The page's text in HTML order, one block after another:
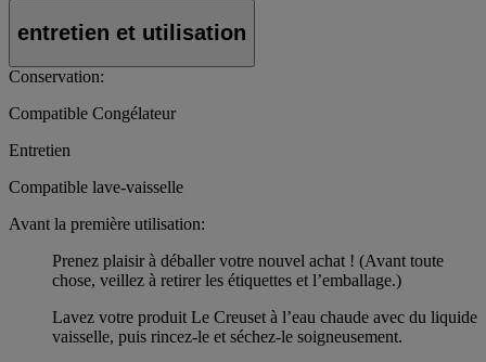
entretien et utilisation
Conservation:
Compatible Congélateur
Entretien
Compatible lave-vaisselle
Avant la première utilisation:
Prenez plaisir à déballer votre nouvel achat ! (Avant toute
chose, veillez à retirer les étiquettes et l’emballage.)
Lavez votre produit Le Creuset à l’eau chaude avec du liquide
vaisselle, puis rincez-le et séchez-le soigneusement.